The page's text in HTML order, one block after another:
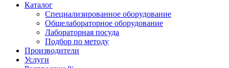
Каталог
Специализированное оборудование
Общелабораторное оборудование
Лабораторная посуда
Подбор по методу
Производители
Услуги